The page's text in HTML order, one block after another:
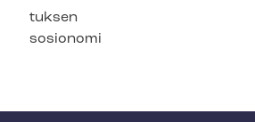
tuk­sen
sosionomi